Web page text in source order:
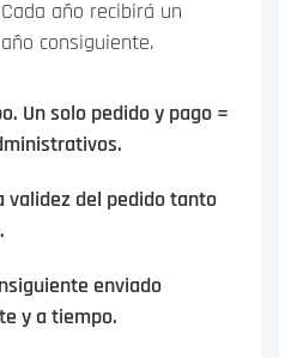
año recibirá un
consiguiente.
Un solo pedido y pago =
validez del pedido tanto
enviado
y a tiempo.